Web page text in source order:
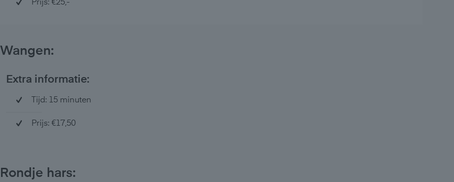
Prijs: €25,-
Wangen:
Extra informatie:
Tijd: 15 minuten
Prijs: €17,50
Rondje hars: